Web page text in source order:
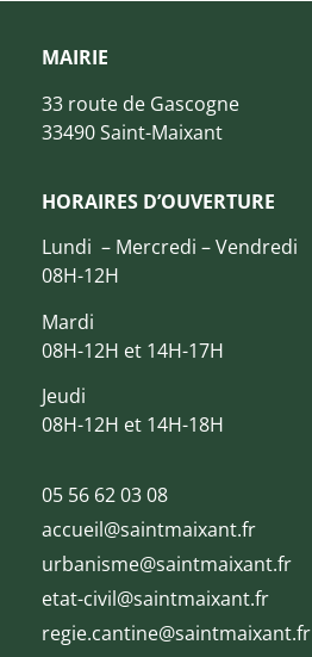
MAIRIE
33 route de Gascogne
33490 Saint-Maixant
HORAIRES D’OUVERTURE
Lundi – Mercredi – Vendredi
08H-12H
Mardi
08H-12H et 14H-17H
Jeudi
08H-12H et 14H-18H
05 56 62 03 08
accueil@saintmaixant.fr
urbanisme@saintmaixant.fr
etat-civil@saintmaixant.fr
regie.cantine@saintmaixant.fr